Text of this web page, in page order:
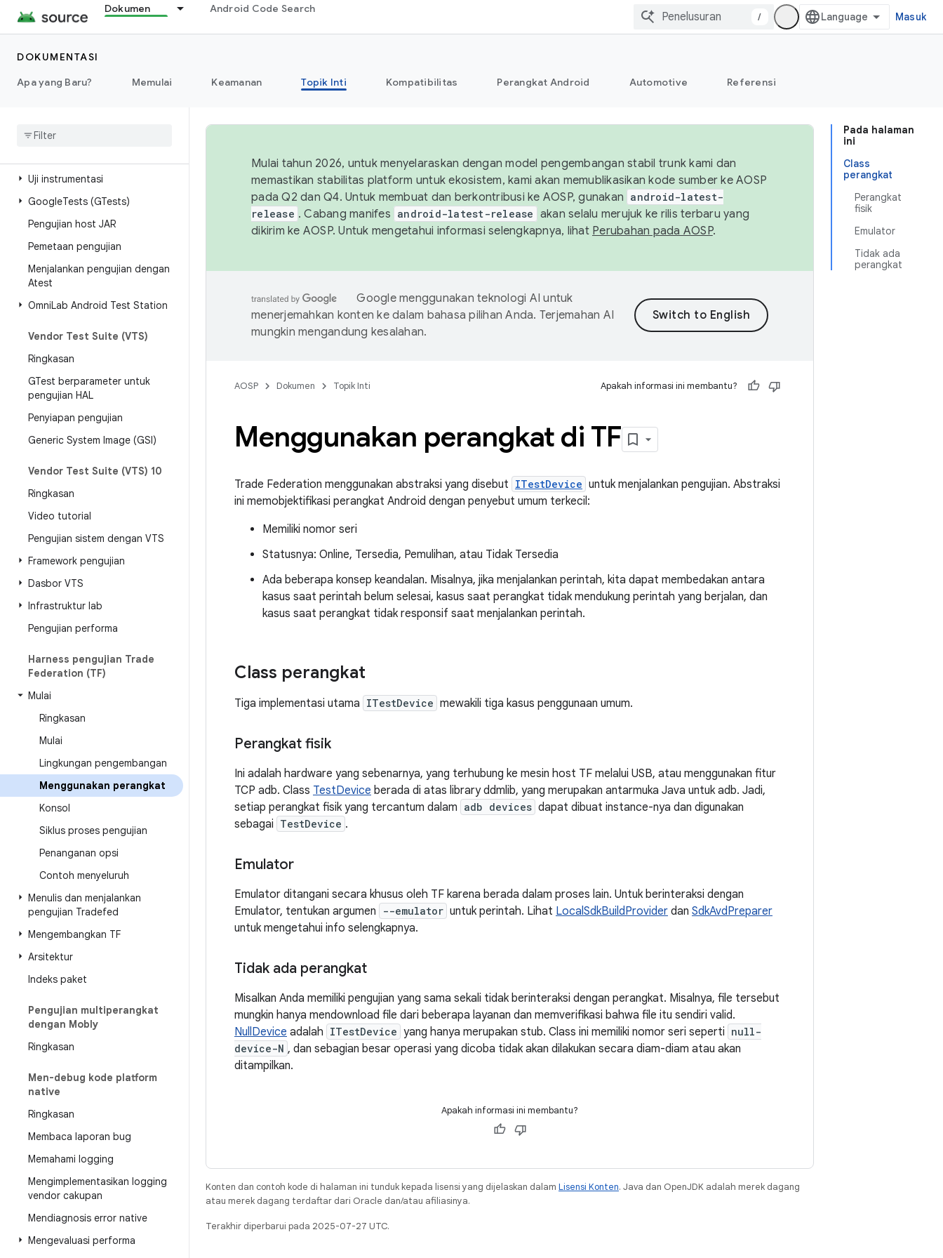
Dokumen Android Code Search
/ Masuk
DOKUMENTASI
Apa yang Baru?
Memulai Keamanan Topik Inti Kompatibilitas Perangkat Android Automotive Referensi
Alur kerja pengembangan
Konfigurasi pengujian yang
Uji instrumentasi
GoogleTests (GTests)
Pengujian host JAR
Pemetaan pengujian
Menjalankan pengujian dengan
Atest
OmniLab Android Test Station
Vendor Test Suite (VTS)
Ringkasan
GTest berparameter untuk
pengujian HAL
Penyiapan pengujian
Generic System Image (GSI)
Vendor Test Suite (VTS) 10
Ringkasan
Video tutorial
Pengujian sistem dengan VTS
Framework pengujian
Dasbor VTS
Infrastruktur lab
Pengujian performa
Harness pengujian Trade
Federation (TF)
Mulai
Ringkasan
Mulai
Lingkungan pengembangan
Menggunakan perangkat
Konsol
Siklus proses pengujian
Penanganan opsi
Contoh menyeluruh
Menulis dan menjalankan
pengujian Tradefed
Mengembangkan TF
Arsitektur
Indeks paket
Pengujian multiperangkat
dengan Mobly
Ringkasan
Men-debug kode platform
native
Ringkasan
Membaca laporan bug
Memahami logging
Mengimplementasikan logging
vendor cakupan
Mendiagnosis error native
Mengevaluasi performa
Pada halaman
ini
Class
perangkat
Perangkat
fisik
Emulator
Tidak ada
perangkat
Mulai tahun 2026, untuk menyelaraskan dengan model pengembangan stabil trunk kami dan
memastikan stabilitas platform untuk ekosistem, kami akan memublikasikan kode sumber ke AOSP
pada Q2 dan Q4. Untuk membuat dan berkontribusi ke AOSP, gunakan android-latest-
release . Cabang manifes android-latest-release akan selalu merujuk ke rilis terbaru yang
dikirim ke AOSP. Untuk mengetahui informasi selengkapnya, lihat Perubahan pada AOSP.
Google menggunakan teknologi AI untuk
menerjemahkan konten ke dalam bahasa pilihan Anda. Terjemahan AI
mungkin mengandung kesalahan.
AOSP Dokumen Topik Inti Apakah informasi ini membantu?
Menggunakan perangkat di TF
Trade Federation menggunakan abstraksi yang disebut ITestDevice untuk menjalankan pengujian. Abstraksi
ini memobjektifikasi perangkat Android dengan penyebut umum terkecil:
Memiliki nomor seri
Statusnya: Online, Tersedia, Pemulihan, atau Tidak Tersedia
Ada beberapa konsep keandalan. Misalnya, jika menjalankan perintah, kita dapat membedakan antara
kasus saat perintah belum selesai, kasus saat perangkat tidak mendukung perintah yang berjalan, dan
kasus saat perangkat tidak responsif saat menjalankan perintah.
Class perangkat
Tiga implementasi utama ITestDevice mewakili tiga kasus penggunaan umum.
Perangkat fisik
Ini adalah hardware yang sebenarnya, yang terhubung ke mesin host TF melalui USB, atau menggunakan fitur
TCP adb. Class TestDevice berada di atas library ddmlib, yang merupakan antarmuka Java untuk adb. Jadi,
setiap perangkat fisik yang tercantum dalam adb devices dapat dibuat instance-nya dan digunakan
sebagai TestDevice .
Emulator
Emulator ditangani secara khusus oleh TF karena berada dalam proses lain. Untuk berinteraksi dengan
Emulator, tentukan argumen
--emulator untuk perintah. Lihat LocalSdkBuildProvider dan SdkAvdPreparer
untuk mengetahui info selengkapnya.
Tidak ada perangkat
Misalkan Anda memiliki pengujian yang sama sekali tidak berinteraksi dengan perangkat. Misalnya, file tersebut
mungkin hanya mendownload file dari beberapa layanan dan memverifikasi bahwa file itu sendiri valid.
NullDevice adalah ITestDevice yang hanya merupakan stub. Class ini memiliki nomor seri seperti null-
device-N , dan sebagian besar operasi yang dicoba tidak akan dilakukan secara diam-diam atau akan
ditampilkan.
Apakah informasi ini membantu?
Konten dan contoh kode di halaman ini tunduk kepada lisensi yang dijelaskan dalam Lisensi Konten. Java dan OpenJDK adalah merek dagang
atau merek dagang terdaftar dari Oracle dan/atau afiliasinya.
Terakhir diperbarui pada 2025-07-27 UTC.